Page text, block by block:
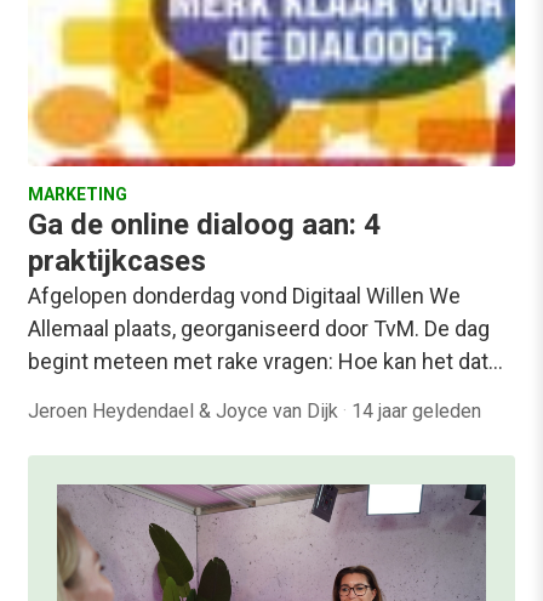
MARKETING
Ga de online dialoog aan: 4
praktijkcases
Afgelopen donderdag vond Digitaal Willen We
Allemaal plaats, georganiseerd door TvM. De dag
begint meteen met rake vragen: Hoe kan het dat…
Jeroen Heydendael & Joyce van Dijk · 14 jaar geleden